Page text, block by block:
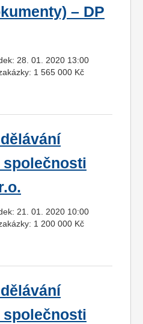
– DP
28. 01. 2020 13:00
1 565 000 Kč
společnosti
21. 01. 2020 10:00
1 200 000 Kč
společnosti